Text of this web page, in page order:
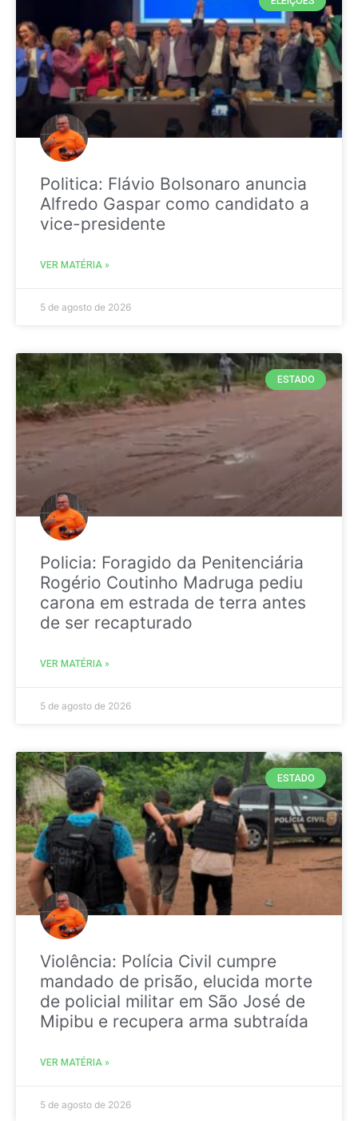
Politica: Flávio Bolsonaro anuncia
Alfredo Gaspar como candidato a
vice-presidente
VER MATÉRIA »
5 de agosto de 2026
ESTADO
Policia: Foragido da Penitenciária
Rogério Coutinho Madruga pediu
carona em estrada de terra antes
de ser recapturado
VER MATÉRIA »
5 de agosto de 2026
ESTADO
Violência: Polícia Civil cumpre
mandado de prisão, elucida morte
de policial militar em São José de
Mipibu e recupera arma subtraída
VER MATÉRIA »
5 de agosto de 2026